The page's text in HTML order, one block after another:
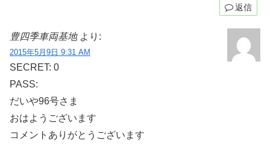
返信
豊四季車両基地 より:
2015年5月9日 9:31 AM
SECRET: 0
PASS:
だいや96号さま
おはようございます
コメントありがとうございます